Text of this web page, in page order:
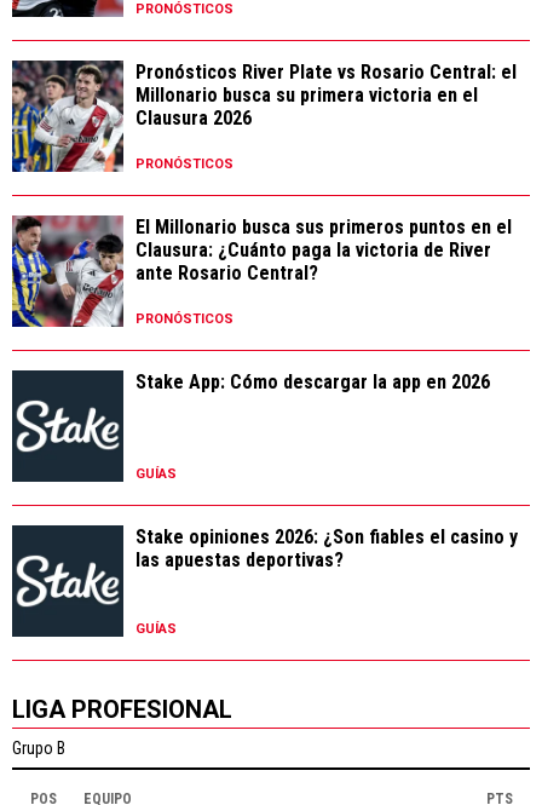
PRONÓSTICOS
Pronósticos River Plate vs Rosario Central: el
Millonario busca su primera victoria en el
Clausura 2026
PRONÓSTICOS
El Millonario busca sus primeros puntos en el
Clausura: ¿Cuánto paga la victoria de River
ante Rosario Central?
PRONÓSTICOS
Stake App: Cómo descargar la app en 2026
GUÍAS
Stake opiniones 2026: ¿Son fiables el casino y
las apuestas deportivas?
GUÍAS
LIGA PROFESIONAL